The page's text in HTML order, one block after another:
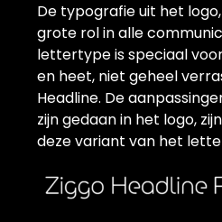
De typografie uit het
grote rol in alle
lettertype is speciaal
en heet, niet geheel
Headline. De
zijn gedaan in het logo,
deze variant van het